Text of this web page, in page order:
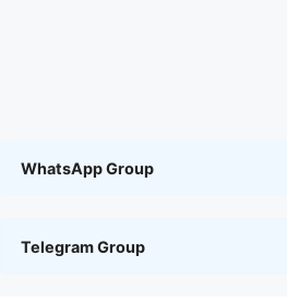
WhatsApp Group
Telegram Group